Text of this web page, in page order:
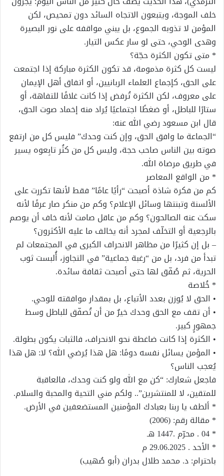
خلف الموجة، ويتبعون الاتجاه السائد دون تمحيص، لكن
المؤمن لا تذوبه الجموع، بل يبني مواقفه على نور البصيرة
وهدى الوحي، حتى لو سار عكس التيار.
* متى تكون الكثرة حجّة؟
ليست كل كثرة مذمومة، قد تكون الكثرة مباركة إذا اجتمعت
على الحق، كإجماع العلماء الربانيين، أو اتفاق أهل الإيمان
على معروف، لكن الكثرة تُرفض إذا كانت غلافًا للتفاهة، أو
ستارًا للباطل، أو ضغطًا اجتماعيًا يُراد منه إخماد صوت الحق،
قال ابن مسعود رضي الله عنه:
“الجماعة ما وافق الحق، وإن كنت وحدك” فليس كل من ارتفع
صوته بين الناس صاحب حجة، وليس كل من كثُر تابِعوه يسير
في طريق مرضاة الله.
* من الواقع المعاصر
كم من فكرة شاذة أصبحت “رأيًا عامًا” فقط لأنها تكررت على
الألسنة وتبنتها وسائل الإعلام؟ وكم من منكر صار عرفًا لأنه
سكت عنه الصالحون؟ وكم من عاقل صامت لأنه خاف أن يوصم
بالرجعية أو التخلّف لمجرد أنه يخالف ما عليه الأكثرون؟
– بل إن كثيرًا من مظاهر الانحراف الكبرى في المجتمعات لم
تبدأ من فرد، بل من “رغبة جماعية” في التجاوز، أُلبست ثوب
الحرية، ثم صُفّق لها حتى أصبحت ثقافة سائدة.
* خُلاصة
• الحق لا يُوزن بعدد الأتباع، بل بمقدار موافقته للوحي.
• أن تقف مع الحق وحدك خيرٌ من أن تُصفّق للباطل وسط
جمهورٍ كبير.
• الكثرة إذا كانت ضاغطة نحو الانحراف، فالثبات يكون بطولة.
• المؤمن يسائل نفسه دومًا: هل هذا يُرضي الله؟ لا: هل هذا
يُعجب الناس؟
فاجعل شعارك: “كن مع الله ولو كنت وحدك، فالعاقبة
للمتقين، لا للمنتشرين”.. ولكم مني التحية والمحبة والسلام.
* ألطف يا ربنا بعبادك المؤمنين المستضعفين في الأرض.
* مقالة رقم: (2006)
* 04 . محرّم .1447 هـ
* الأحد . 29.06.2025 م
باحترام: د. محمد طلال بدران (أبو صُهيب)